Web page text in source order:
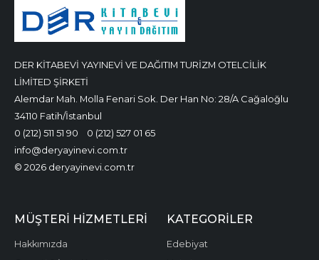
DER KİTABEVİ YAYINEVİ VE DAĞITIM TURİZM OTELCİLİK
LİMİTED ŞİRKETİ
Alemdar Mah. Molla Fenari Sok. Der Han No: 28/A Cağaloğlu
34110 Fatih/İstanbul
0 (212) 511 51 90
0 (212) 527 01 65
info@deryayinevi.com.tr
© 2026 deryayinevi.com.tr
MÜŞTERI HIZMETLERI
Hakkımızda
KATEGORILER
Edebiyat